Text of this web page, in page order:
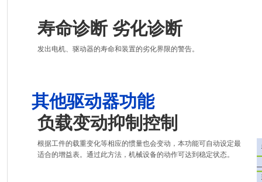
寿命诊断 劣化诊断
发出电机、驱动器的寿命和装置的劣化界限的警告。
其他驱动器功能
负载变动抑制控制
根据工件的载重变化等相应的惯量也会变动，本功能可自动设定最
适合的增益表。通过此方法，机械设备的动作可达到稳定状态。